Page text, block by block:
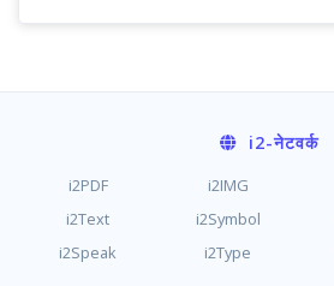
i2-नेटवर्क
i2PDF i2IMG
i2Text
i2Symbol
i2Speak
i2Type